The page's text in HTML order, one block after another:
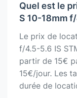
Quel est le
S 10-18mm
Le prix de
f/4.5-5.6 IS
partir de 15€
15€/jour. Les
durée de